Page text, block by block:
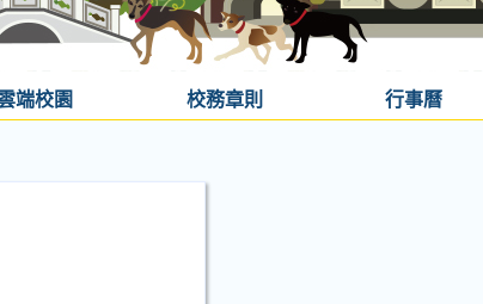
端校園 校務章則 行事曆